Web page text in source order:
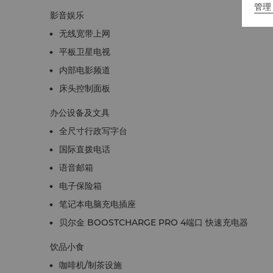
影音娱乐
无线宽带上网
平板卫星电视
内部电影频道
床头控制面板
办公设备及文具
全尺寸行政写字台
国际直拨电话
语音邮箱
电子保险箱
笔记本电脑充电插座
贝尔金 BOOSTCHARGE PRO 4端口 快速充电器
饮品小食
咖啡机/制茶设施
管